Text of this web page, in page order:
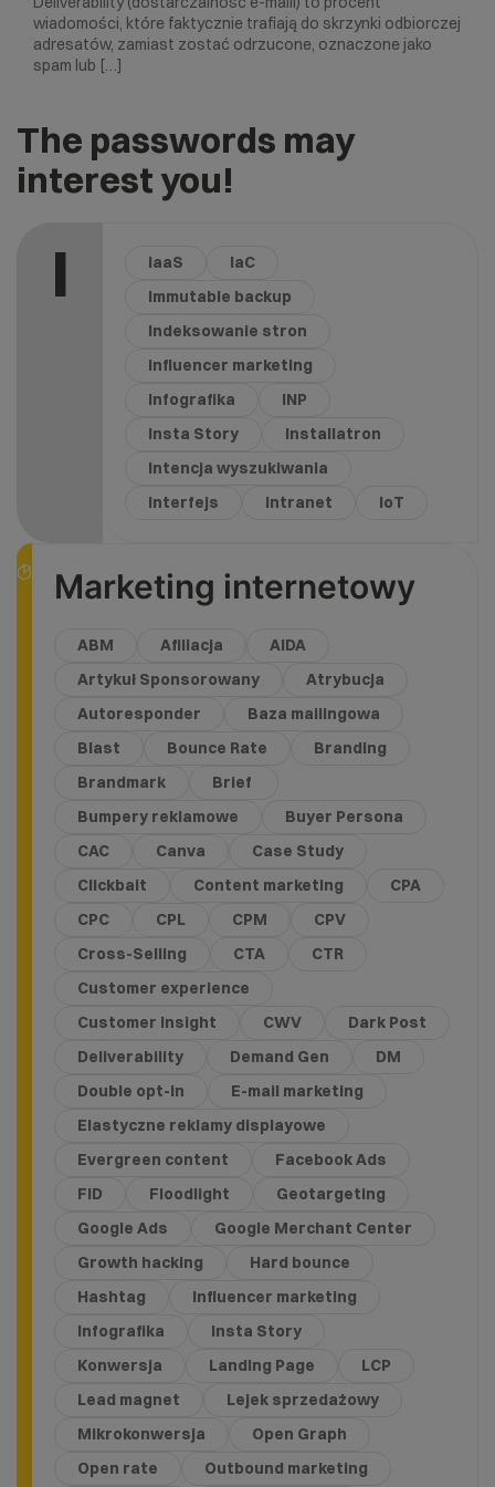
wiadomości, które faktycznie trafiają do skrzynki odbiorczej
adresatów, zamiast zostać odrzucone, oznaczone jako
spam lub […]
The passwords may
interest you!
I IaaS
IaC
Immutable backup
Indeksowanie stron
Influencer marketing
Infografika
INP
Insta Story
Installatron
Intencja wyszukiwania
Interfejs
Intranet IoT
Marketing internetowy
ABM Afiliacja
AIDA
Artykuł Sponsorowany
Atrybucja
Autoresponder
Baza mailingowa
Blast
Bounce Rate
Branding
Brandmark
Brief
Bumpery reklamowe
Buyer Persona
CAC
Canva
Case Study
Clickbait
Content marketing
CPA
CPC
CPL CPM
CPV
Cross-Selling
CTA
CTR
Customer experience
Customer Insight
CWV
Dark Post
Deliverability
Demand Gen
DM
Double opt-in
E-mail marketing
Elastyczne reklamy displayowe
Evergreen content
Facebook Ads
FID
Floodlight
Geotargeting
Google Ads
Google Merchant Center
Growth hacking
Hard bounce
Hashtag
Influencer marketing
Infografika
Insta Story
Konwersja
Landing Page
LCP
Lead magnet
Lejek sprzedażowy
Mikrokonwersja
Open Graph
Open rate
Outbound marketing